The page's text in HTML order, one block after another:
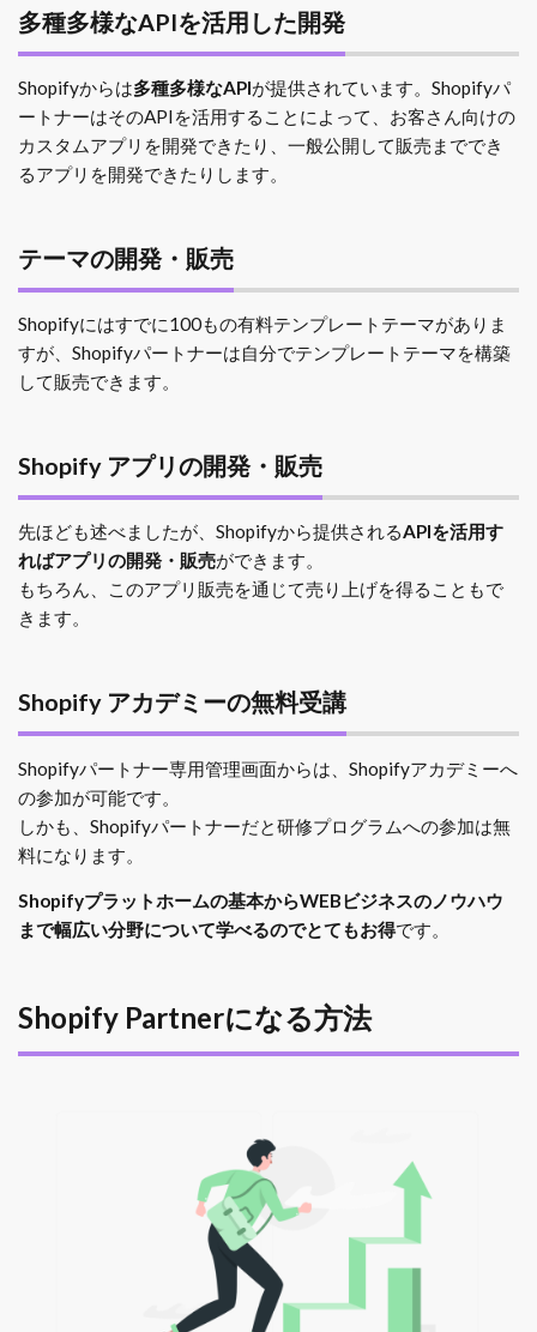
多種多様なAPIを活用した開発
Shopifyからは多種多様なAPIが提供されています。Shopifyパ
ートナーはそのAPIを活用することによって、お客さん向けの
カスタムアプリを開発できたり、一般公開して販売まででき
るアプリを開発できたりします。
テーマの開発・販売
Shopifyにはすでに100もの有料テンプレートテーマがありま
すが、Shopifyパートナーは自分でテンプレートテーマを構築
して販売できます。
Shopify アプリの開発・販売
先ほども述べましたが、Shopifyから提供されるAPIを活用す
ればアプリの開発・販売ができます。
もちろん、このアプリ販売を通じて売り上げを得ることもで
きます。
Shopify アカデミーの無料受講
Shopifyパートナー専用管理画面からは、Shopifyアカデミーへ
の参加が可能です。
しかも、Shopifyパートナーだと研修プログラムへの参加は無
料になります。
Shopifyプラットホームの基本からWEBビジネスのノウハウ
まで幅広い分野について学べるのでとてもお得です。
Shopify Partnerになる方法